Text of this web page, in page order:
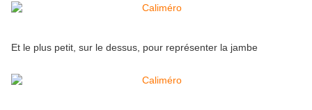
Et le plus petit, sur le dessus, pour représenter la jambe